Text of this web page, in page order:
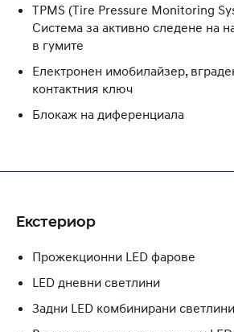
TPMS (Tire Pressure Monitoring
Система за активно следене на
в гумите
Електронен имобилайзер,
контактния ключ
Блокаж на диференциала
Екстериор
Прожекционни LED фарове
LED дневни светлини
Задни LED комбинирани светлини